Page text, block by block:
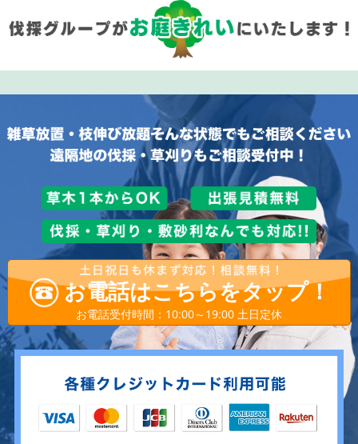
お電話はこちらをタップ！
お電話受付時間：10:00～19:00 土日定休